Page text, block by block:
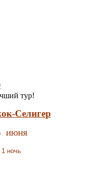
тур!
Селигер
июня
ночь